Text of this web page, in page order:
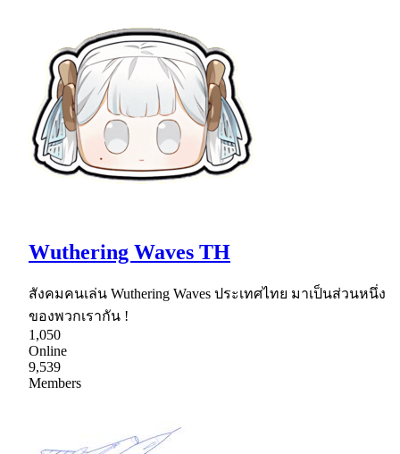
Wuthering Waves TH
สังคมคนเล่น Wuthering Waves ประเทศไทย มาเป็นส่วนหนึ่ง
ของพวกเรากัน !
1,050
Online
9,539
Members